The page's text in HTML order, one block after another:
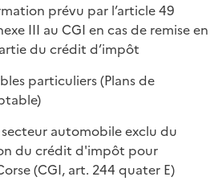
prévu par l’article 49
III au CGI en cas de remise en
du crédit d’impôt
particuliers (Plans de
automobile exclu du
du crédit d'impôt pour
(CGI, art. 244 quater E)